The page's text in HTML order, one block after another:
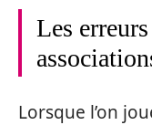
Les
Lorsque l’on